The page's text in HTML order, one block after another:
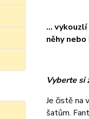
...
něhy
Vyberte si
Je čistě na
šatům.